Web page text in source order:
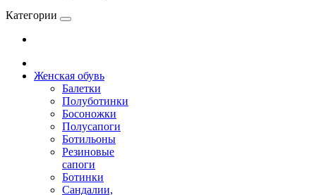
Категории
Женская обувь
Балетки
Полуботинки
Босоножки
Полусапоги
Ботильоны
Резиновые
сапоги
Ботинки
Сандалии,